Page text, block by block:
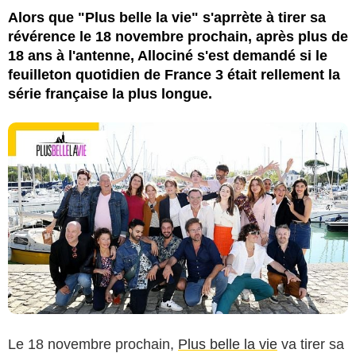
Alors que "Plus belle la vie" s'aprrète à tirer sa
révérence le 18 novembre prochain, après plus de
18 ans à l'antenne, Allociné s'est demandé si le
feuilleton quotidien de France 3 était rellement la
série française la plus longue.
Le 18 novembre prochain, Plus belle la vie va tirer sa